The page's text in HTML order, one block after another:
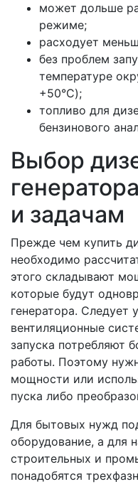
может дольше
режиме;
расходует
без проблем
температуре
+50°C);
топливо для
бензинового
Выбор
и задачам
Прежде чем купить
необходимо
этого складывают
которые будут
генератора. Следует
вентиляционные
запуска потребляют
работы. Поэтому
мощности или
пуска либо
Для бытовых нужд
оборудование, а для
строительных и
понадобятся